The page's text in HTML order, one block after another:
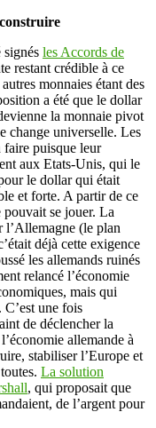
signés les Accords de
restant crédible à ce
monnaies étant des
a été que le dollar
la monnaie pivot
change universelle. Les
faire puisque leur
aux Etats-Unis, qui le
le dollar qui était
et forte. A partir de ce
se jouer. La
l’Allemagne (le plan
déjà cette exigence
les allemands ruinés
relancé l’économie
mais qui
C’est une fois
de déclencher la
allemande à
stabiliser l’Europe et
La solution
, qui proposait que
de l’argent pour